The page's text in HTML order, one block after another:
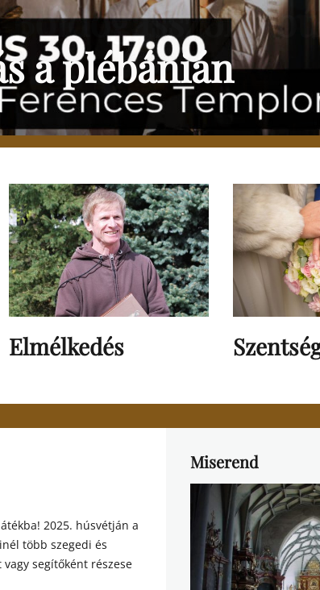
a plébánián
Elmélkedés
2025. húsvétján a
több szegedi és
segítőként részese
Miserend